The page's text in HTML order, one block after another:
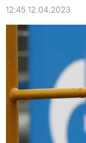
12:45 12.04.2023